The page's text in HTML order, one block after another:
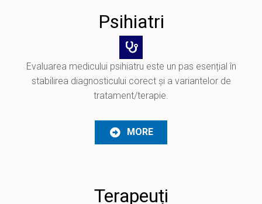
Psihiatri
Evaluarea medicului psihiatru este un pas esențial în
stabilirea diagnosticului corect și a variantelor de
tratament/terapie.
MORE
Terapeuți